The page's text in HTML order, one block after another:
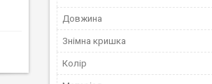
Довжина
Знімна кришка
Колір